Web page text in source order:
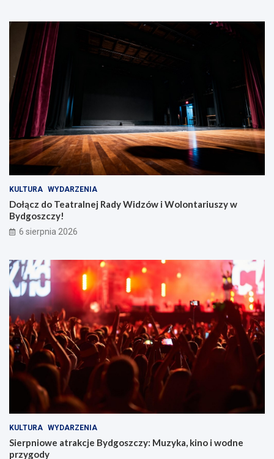
KULTURA WYDARZENIA
Dołącz do Teatralnej Rady Widzów i Wolontariuszy w
Bydgoszczy!
6 sierpnia 2026
KULTURA WYDARZENIA
Sierpniowe atrakcje Bydgoszczy: Muzyka, kino i wodne
przygody